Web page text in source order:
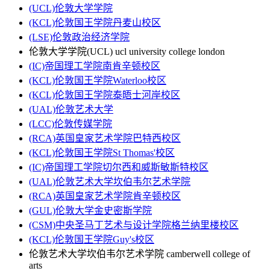
(UCL)伦敦大学学院
(KCL)伦敦国王学院丹麦山校区
(LSE)伦敦政治经济学院
伦敦大学学院(UCL) ucl university college london
(IC)帝国理工学院南肯辛顿校区
(KCL)伦敦国王学院Waterloo校区
(KCL)伦敦国王学院泰晤士河岸校区
(UAL)伦敦艺术大学
(LCC)伦敦传媒学院
(RCA)英国皇家艺术学院巴特西校区
(KCL)伦敦国王学院St Thomas'校区
(IC)帝国理工学院切尔西和威斯敏斯特校区
(UAL)伦敦艺术大学坎伯韦尔艺术学院
(RCA)英国皇家艺术学院肯辛顿校区
(GUL)伦敦大学金史密斯学院
(CSM)中央圣马丁艺术与设计学院格兰纳里楼校区
(KCL)伦敦国王学院Guy's校区
伦敦艺术大学坎伯韦尔艺术学院 camberwell college of
arts